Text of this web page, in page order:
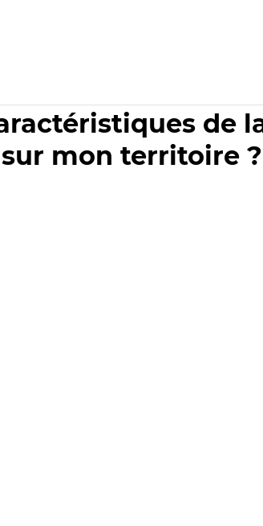
de
sur mon territoire ?